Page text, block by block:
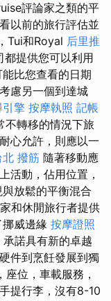
評論家之類的平
以前的旅行評估並
Tui和Royal 后里推
提供您可以利用
比您查看的日期
慮另一個到達城
引擎 按摩執照 記帳
不轉移的情況下旅
心允許，則應以一
北 撥筋 隨著移動應
活動，佔用位置，
放鬆的平衡混合
和休閒旅行者提供
威邊緣 按摩證照
諾具有新的卓越
件到烹飪發展到獨
座位，車載服務，
提行李，沒有8-10